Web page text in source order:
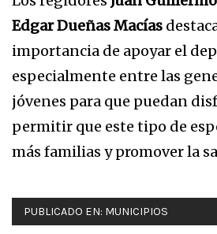
Edgar Dueñas Macías
importancia de apoyar el
especialmente entre las
jóvenes para que puedan
permitir que este tipo de
más familias y promover la
PUBLICADO EN: MUNICIPIOS